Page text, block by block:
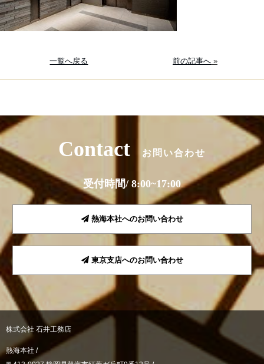
一覧へ戻る 前の記事へ»
Contact お問い合わせ
受付時間/ 8:00~17:00
熱海本社へのお問い合わせ
東京支店へのお問い合わせ
株式会社 石井工務店
熱海本社 /